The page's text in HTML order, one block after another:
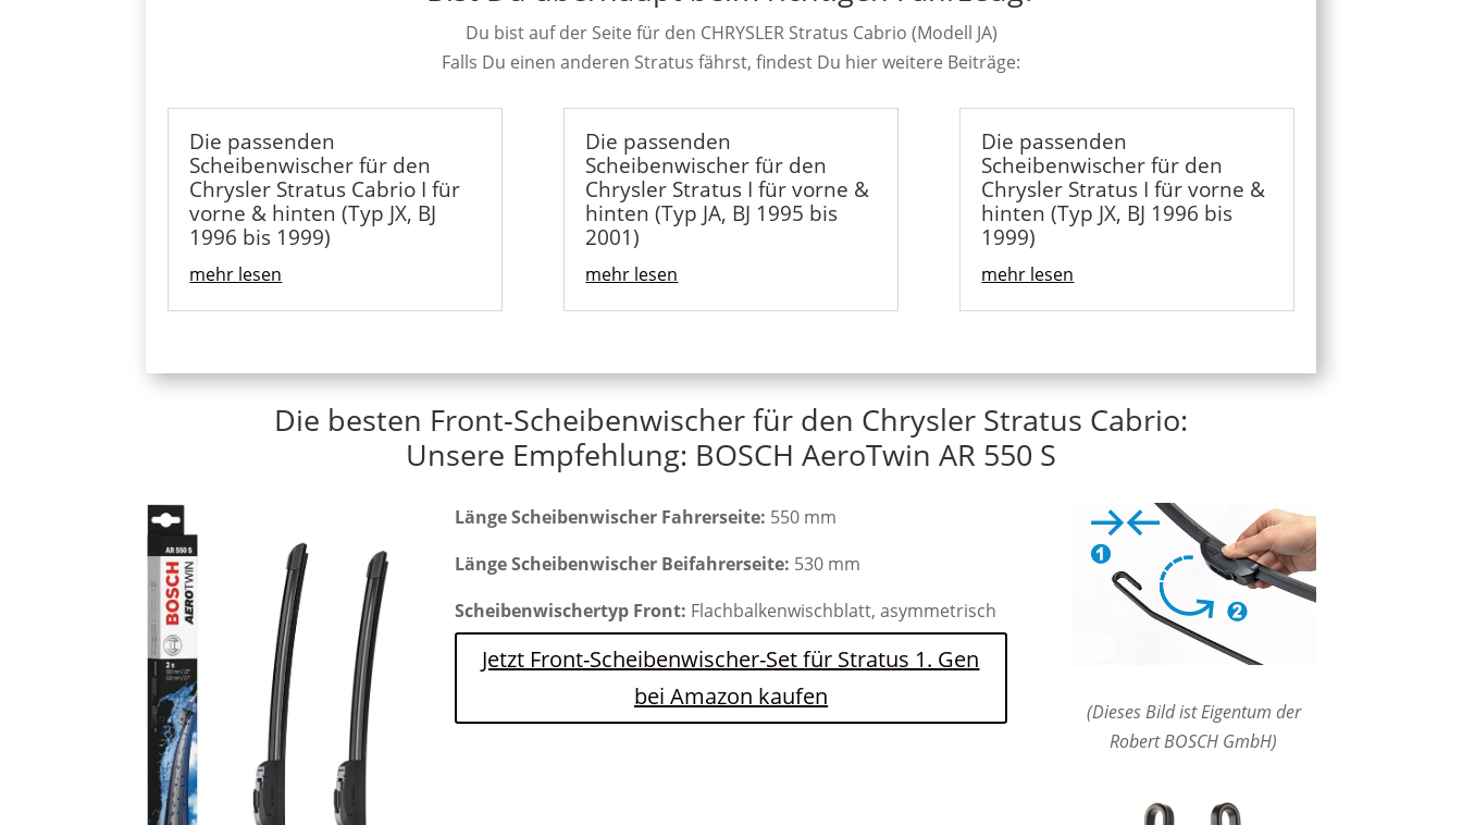
Du bist auf der Seite für den CHRYSLER Stratus Cabrio (Modell JA)
Falls Du einen anderen Stratus fährst, findest Du hier weitere Beiträge:
Die passenden
Scheibenwischer für den
Chrysler Stratus Cabrio I für
vorne & hinten (Typ JX, BJ
1996 bis 1999)
mehr lesen
Die passenden
Scheibenwischer für den
Chrysler Stratus I für vorne &
hinten (Typ JA, BJ 1995 bis
2001)
mehr lesen
Die passenden
Scheibenwischer für den
Chrysler Stratus I für vorne &
hinten (Typ JX, BJ 1996 bis
1999)
mehr lesen
Die besten Front-Scheibenwischer für den Chrysler Stratus Cabrio:
Unsere Empfehlung: BOSCH AeroTwin AR 550 S
Länge Scheibenwischer Fahrerseite: 550 mm
Länge Scheibenwischer Beifahrerseite: 530 mm
Scheibenwischertyp Front: Flachbalkenwischblatt, asymmetrisch
Jetzt Front-Scheibenwischer-Set für Stratus 1. Gen
bei Amazon kaufen
(Dieses Bild ist Eigentum der
Robert BOSCH GmbH)